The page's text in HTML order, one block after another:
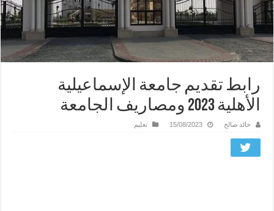
رابط تقديم جامعة الإسماعيلية
الأهلية 2023 ومصاريف الجامعة
خالد صالح 15/08/2023 تعليم